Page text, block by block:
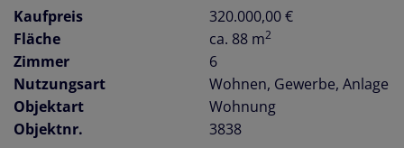
Kaufpreis
320.000,00 €
Fläche
ca. 88 m2
Zimmer
6
Nutzungsart
Wohnen Gewerbe Anlage
Objektart
Wohnung
Objektnr.
3838